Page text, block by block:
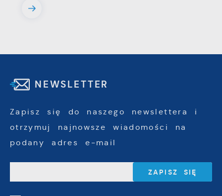
NEWSLETTER
Zapisz się do naszego newslettera i
otrzymuj najnowsze wiadomości na
podany adres e-mail